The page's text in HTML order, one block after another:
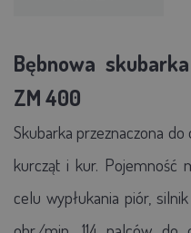
Bębnowa
ZM 400
Skubarka przeznaczona do
kurcząt i kur. Pojemność
celu wypłukania piór,